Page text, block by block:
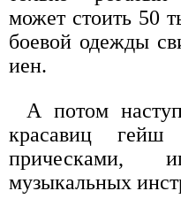
может стоить 50
боевой одежды
иен.
А потом
красавиц гейш
прическами,
музыкальных